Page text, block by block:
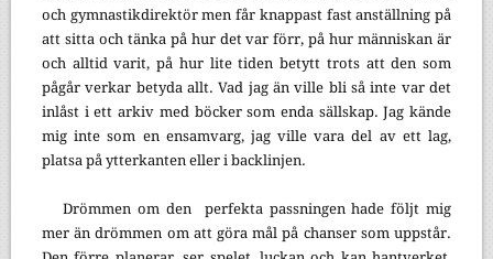
och gymnastikdirektör men får knappast fast anställning på
att sitta och tänka på hur det var förr, på hur människan är
och alltid varit, på hur lite tiden betytt trots att den som
pågår verkar betyda allt. Vad jag än ville bli så inte var det
inlåst i ett arkiv med böcker som enda sällskap. Jag kände
mig inte som en ensamvarg, jag ville vara del av ett lag,
platsa på ytterkanten eller i backlinjen.
Drömmen om den
perfekta passningen hade följt mig
mer än drömmen om att göra mål på chanser som uppstår.